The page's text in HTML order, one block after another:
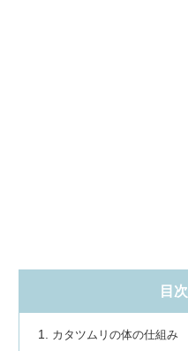
目次
カタツムリの体の仕組み